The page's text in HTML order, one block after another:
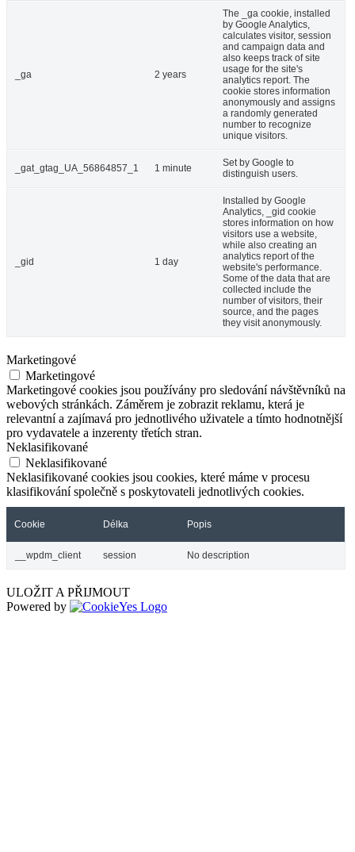
_ga 2 years
The _ga cookie, installed
by Google Analytics,
calculates visitor, session
and campaign data and
also keeps track of site
usage for the site's
analytics report. The
cookie stores information
anonymously and assigns
a randomly generated
number to recognize
unique visitors.
_gat_gtag_UA_56864857_1 1 minute
Set by Google to
distinguish users.
_gid 1 day
Installed by Google
Analytics, _gid cookie
stores information on how
visitors use a website,
while also creating an
analytics report of the
website's performance.
Some of the data that are
collected include the
number of visitors, their
source, and the pages
they visit anonymously.
Marketingové
Marketingové
Marketingové cookies jsou používány pro sledování návštěvníků na
webových stránkách. Záměrem je zobrazit reklamu, která je
relevantní a zajímavá pro jednotlivého uživatele a tímto hodnotnější
pro vydavatele a inzerenty třetích stran.
Neklasifikované
Neklasifikované
Neklasifikované cookies jsou cookies, které máme v procesu
klasifikování společně s poskytovateli jednotlivých cookies.
Cookie Délka Popis
__wpdm_client session No description
ULOŽIT A PŘIJMOUT
Powered by